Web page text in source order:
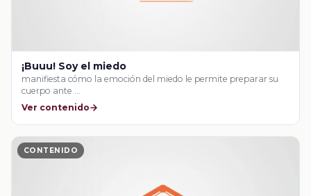
¡Buuu! Soy el miedo
manifiesta cómo la emoción del miedo le permite preparar su
cuerpo ante …
Ver contenido
CONTENIDO